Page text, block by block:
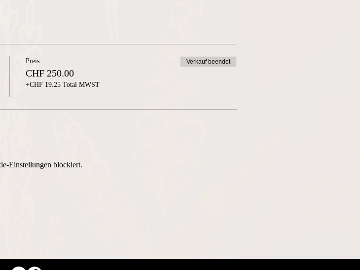
Preis
CHF 250.00
+CHF 19.25 Total MWST
Verkauf beendet
Einstellungen blockiert.